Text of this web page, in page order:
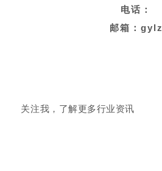
电话：
邮箱：gylz
关注我，了解更多行业资讯